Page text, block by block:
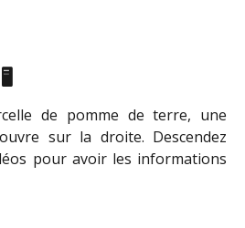
🖥️
de pomme de terre, une
sur la droite. Descendez
pour avoir les informations